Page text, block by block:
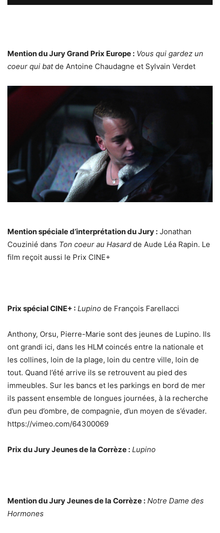
Mention du Jury Grand Prix Europe : Vous qui gardez un
coeur qui batde Antoine Chaudagne et Sylvain Verdet
Mention spéciale d’interprétation du Jury : Jonathan
Couzinié dans Ton coeur au Hasard de Aude Léa Rapin. Le
film reçoit aussi le Prix CINE+
Prix spécial CINE+ : Lupino de François Farellacci
Anthony, Orsu, Pierre-Marie sont des jeunes de Lupino. Ils
ont grandi ici, dans les HLM coincés entre la nationale et
les collines, loin de la plage, loin du centre ville, loin de
tout. Quand l’été arrive ils se retrouvent au pied des
immeubles. Sur les bancs et les parkings en bord de mer
ils passent ensemble de longues journées, à la recherche
d’un peu d’ombre, de compagnie, d’un moyen de s’évader.
https://vimeo.com/64300069
Prix du Jury Jeunes de la Corrèze : Lupino
Mention du Jury Jeunes de la Corrèze : Notre Dame des
Hormones